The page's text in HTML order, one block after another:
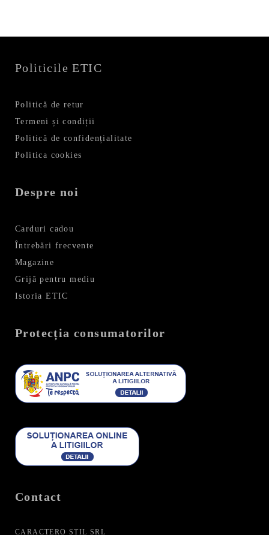
Politicile ETIC
Politică de retur
Termeni și condiții
Politică de confidențialitate
Politica cookies
Despre noi
Carduri cadou
Întrebări frecvente
Magazine
Grijă pentru mediu
Istoria ETIC
Protecția consumatorilor
Contact
CARACTERO STIL SRL